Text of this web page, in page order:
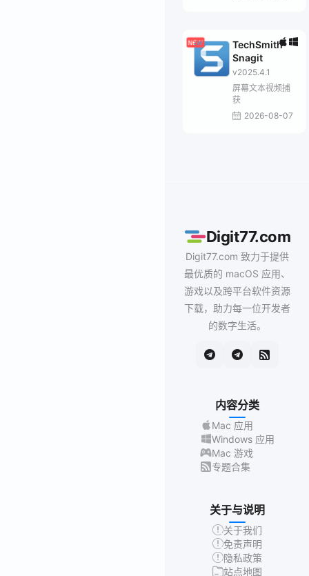
TechSmith
Snagit
v2025.4.1
屏幕文本视频捕
获
2026-08-07
Digit77.com
Digit77.com 致力于提供
最优质的 macOS 应用、
游戏以及跨平台软件资源
下载，助力每一位开发者
的数字生活。
内容分类
Mac 应用
Windows 应用
Mac 游戏
专题合集
关于与说明
关于我们
免责声明
隐私政策
站点地图